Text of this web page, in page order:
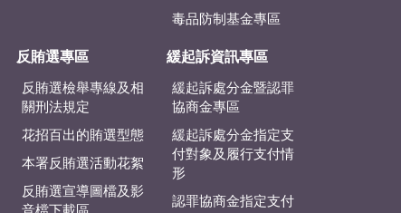
毒品防制基金專區
反賄選專區
反賄選檢舉專線及相
關刑法規定
花招百出的賄選型態
本署反賄選活動花絮
反賄選宣導圖檔及影
緩起訴資訊專區
緩起訴處分金暨認罪
協商金專區
緩起訴處分金指定支
付對象及履行支付情
形
認罪協商金指定支付